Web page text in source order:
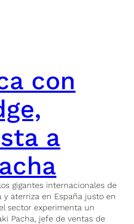
con
a
gigantes internacionales de
y aterriza en España justo en
sector experimenta un
Pacha, jefe de ventas de